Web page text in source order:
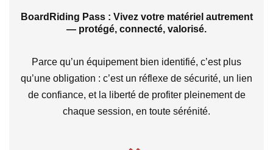
BoardRiding Pass : Vivez votre matériel autrement
— protégé, connecté, valorisé.
Parce qu’un équipement bien identifié, c’est plus
qu’une obligation : c’est un réflexe de sécurité, un lien
de confiance, et la liberté de profiter pleinement de
chaque session, en toute sérénité.